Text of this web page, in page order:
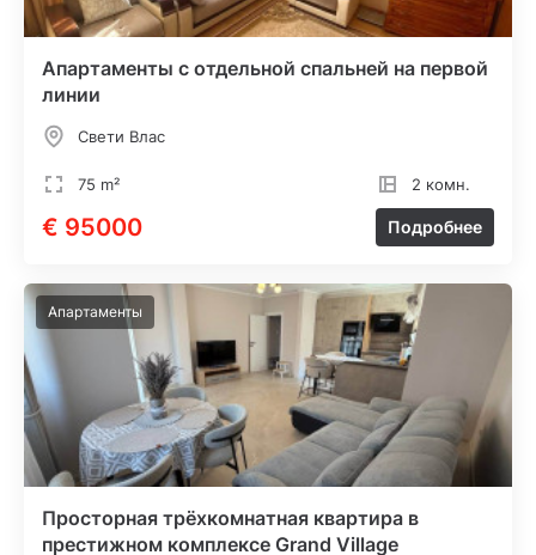
Апартаменты с отдельной спальней на первой
линии
Свети Влас
75 m² 2 комн.
€ 95000 Подробнее
Апартаменты
Просторная трёхкомнатная квартира в
престижном комплексе Grand Village